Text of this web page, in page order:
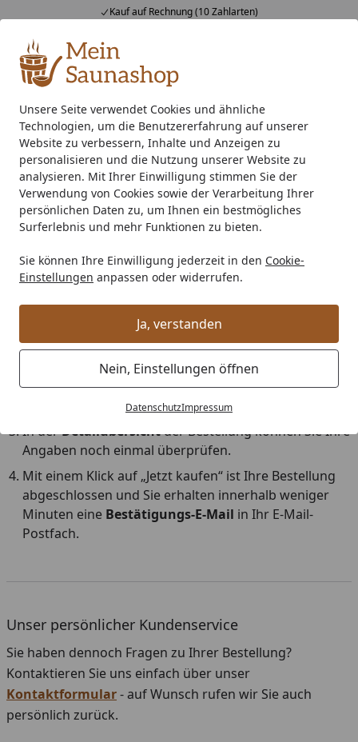
Unsere Seite verwendet Cookies und ähnliche
Technologien, um die Benutzererfahrung auf unserer
Website zu verbessern, Inhalte und Anzeigen zu
personalisieren und die Nutzung unserer Website zu
analysieren. Mit Ihrer Einwilligung stimmen Sie der
Verwendung von Cookies sowie der Verarbeitung Ihrer
persönlichen Daten zu, um Ihnen ein bestmögliches
Surferlebnis und mehr Funktionen zu bieten.
Sie können Ihre Einwilligung jederzeit in den Cookie-
Einstellungen anpassen oder widerrufen.
Ja, verstanden
Nein, Einstellungen öffnen
DatenschutzImpressum
Kauf auf Rechnung (10 Zahlarten)
Alle Produkte
Mein Konto
Suchen
Startseite
Wie bestellen?
Wie kann ich bestellen?
Sie können Ihre gewünschten Produkte alsGastohne
Kundenkonto und Registrierung oder alsKunde mit
Anlage eines Kundenkontosbei uns online
Legen Sie dazu Ihre Produkte in den Einkaufswagen
und klicken dann auf "Zur Kasse".Anmelden
Entscheiden Sie, ob Sie als Kunde mit Anlage eines
Kundenkontos oder als Gast (ohne Kundenkonto und
Registrierung) bestellen möchten.
Ihre Adresse, Versand & Zahlungsart:
persönlichen Daten ein und wählen Sie Ihren Versand
und die gewünschte Zahlungsart aus.
In derDetailübersichtder Bestellung können Sie Ihre
Angaben noch einmal überprüfen.
Mit einem Klick auf „Jetzt kaufen“ ist Ihre Bestellung
abgeschlossen und Sie erhalten innerhalb weniger
Minuten eine Bestätigungs-E-Mail in Ihr E-Mail-
Postfach.
Unser persönlicher Kundenservice
Sie haben dennoch Fragen zu Ihrer Bestellung?
Kontaktieren Sie uns einfach über unser
Kontaktformular- auf Wunsch rufen wir Sie auch
persönlich zurück.